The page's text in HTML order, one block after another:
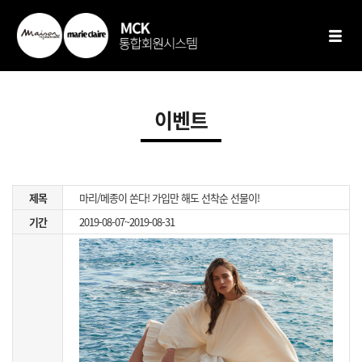
이벤트
제목
마리/메종이 쏜다! 가입만 해도 선착순 선물이!
기간
2019-08-07~2019-08-31